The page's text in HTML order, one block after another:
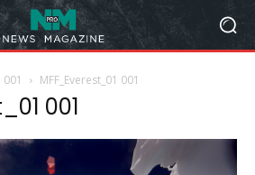
001 MFF_Everest_01 001
001